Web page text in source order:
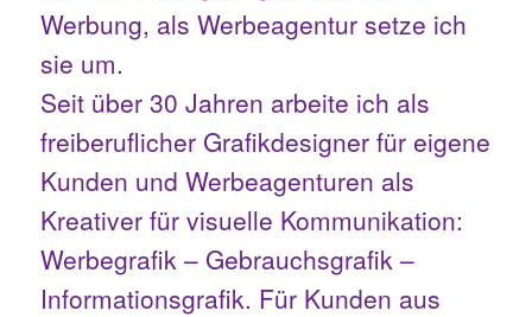
Werbung, als Werbeagentur setze ich
sie um.
Seit über 30 Jahren arbeite ich als
freiberuflicher Grafikdesigner für eigene
Kunden und Werbeagenturen als
Kreativer für visuelle Kommunikation:
Werbegrafik – Gebrauchsgrafik –
Informationsgrafik. Für Kunden aus